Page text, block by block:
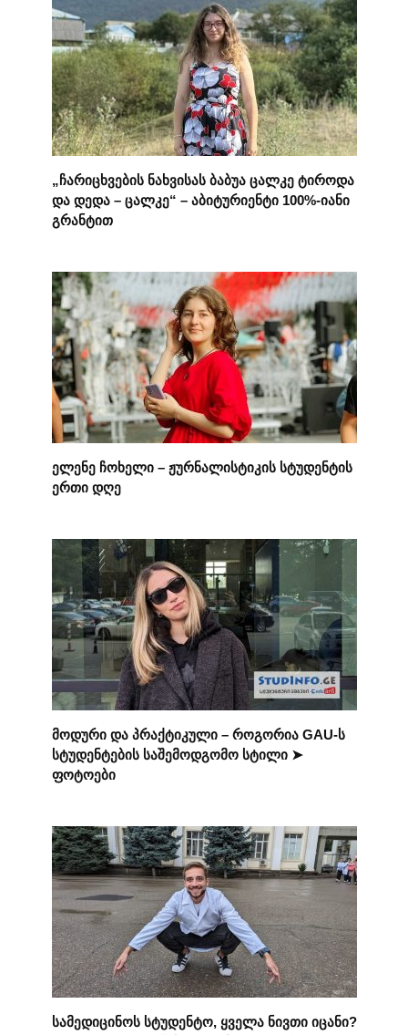
„ჩარიცხვების ნახვისას ბაბუა ცალკე ტიროდა
და დედა – ცალკე“ – აბიტურიენტი 100%-იანი
გრანტით
ელენე ჩოხელი – ჟურნალისტიკის სტუდენტის
ერთი დღე
მოდური და პრაქტიკული – როგორია GAU-ს
სტუდენტების საშემოდგომო სტილი ➤
ფოტოები
სამედიცინოს სტუდენტო, ყველა ნივთი იცანი?